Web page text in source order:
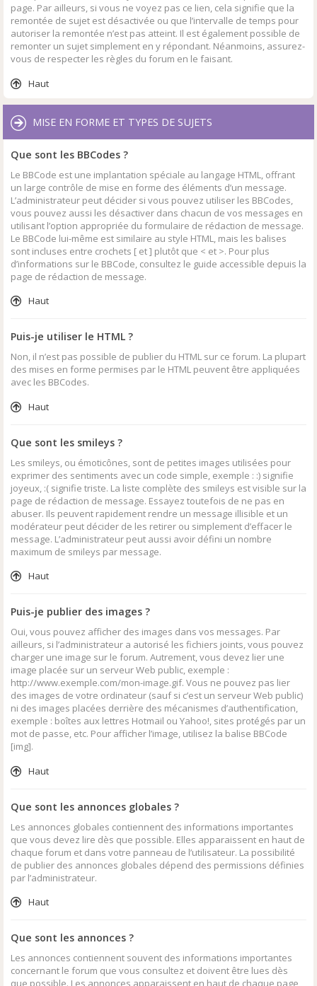
page. Par ailleurs, si vous ne voyez pas ce lien, cela signifie que la
remontée de sujet est désactivée ou que l’intervalle de temps pour
autoriser la remontée n’est pas atteint. Il est également possible de
remonter un sujet simplement en y répondant. Néanmoins, assurez-
vous de respecter les règles du forum en le faisant.
Haut
MISE EN FORME ET TYPES DE SUJETS
Que sont les BBCodes ?
Le BBCode est une implantation spéciale au langage HTML, offrant
un large contrôle de mise en forme des éléments d’un message.
L’administrateur peut décider si vous pouvez utiliser les BBCodes,
vous pouvez aussi les désactiver dans chacun de vos messages en
utilisant l’option appropriée du formulaire de rédaction de message.
Le BBCode lui-même est similaire au style HTML, mais les balises
sont incluses entre crochets [ et ] plutôt que < et >. Pour plus
d’informations sur le BBCode, consultez le guide accessible depuis la
page de rédaction de message.
Haut
Puis-je utiliser le HTML ?
Non, il n’est pas possible de publier du HTML sur ce forum. La plupart
des mises en forme permises par le HTML peuvent être appliquées
avec les BBCodes.
Haut
Que sont les smileys ?
Les smileys, ou émoticônes, sont de petites images utilisées pour
exprimer des sentiments avec un code simple, exemple : :) signifie
joyeux, :( signifie triste. La liste complète des smileys est visible sur la
page de rédaction de message. Essayez toutefois de ne pas en
abuser. Ils peuvent rapidement rendre un message illisible et un
modérateur peut décider de les retirer ou simplement d’effacer le
message. L’administrateur peut aussi avoir défini un nombre
maximum de smileys par message.
Haut
Puis-je publier des images ?
Oui, vous pouvez afficher des images dans vos messages. Par
ailleurs, si l’administrateur a autorisé les fichiers joints, vous pouvez
charger une image sur le forum. Autrement, vous devez lier une
image placée sur un serveur Web public, exemple :
http://www.exemple.com/mon-image.gif. Vous ne pouvez pas lier
des images de votre ordinateur (sauf si c’est un serveur Web public)
ni des images placées derrière des mécanismes d’authentification,
exemple : boîtes aux lettres Hotmail ou Yahoo!, sites protégés par un
mot de passe, etc. Pour afficher l’image, utilisez la balise BBCode
[img].
Haut
Que sont les annonces globales ?
Les annonces globales contiennent des informations importantes
que vous devez lire dès que possible. Elles apparaissent en haut de
chaque forum et dans votre panneau de l’utilisateur. La possibilité
de publier des annonces globales dépend des permissions définies
par l’administrateur.
Haut
Que sont les annonces ?
Les annonces contiennent souvent des informations importantes
concernant le forum que vous consultez et doivent être lues dès
que possible. Les annonces apparaissent en haut de chaque page